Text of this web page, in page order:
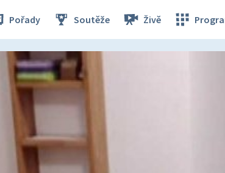
Pořady Soutěže Živě